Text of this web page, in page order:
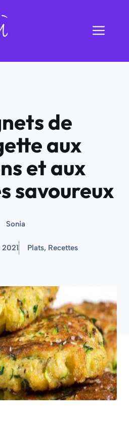
de
aux
et aux
savoureux
Sonia
Plats, Recettes